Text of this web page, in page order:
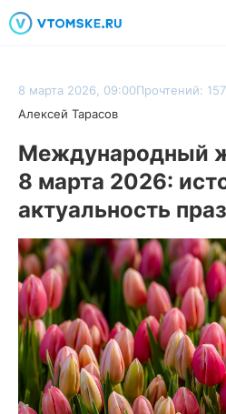
8 марта 2026, 09:00Прочтений:
Алексей Тарасов
Международный
8 марта 2026:
актуальность